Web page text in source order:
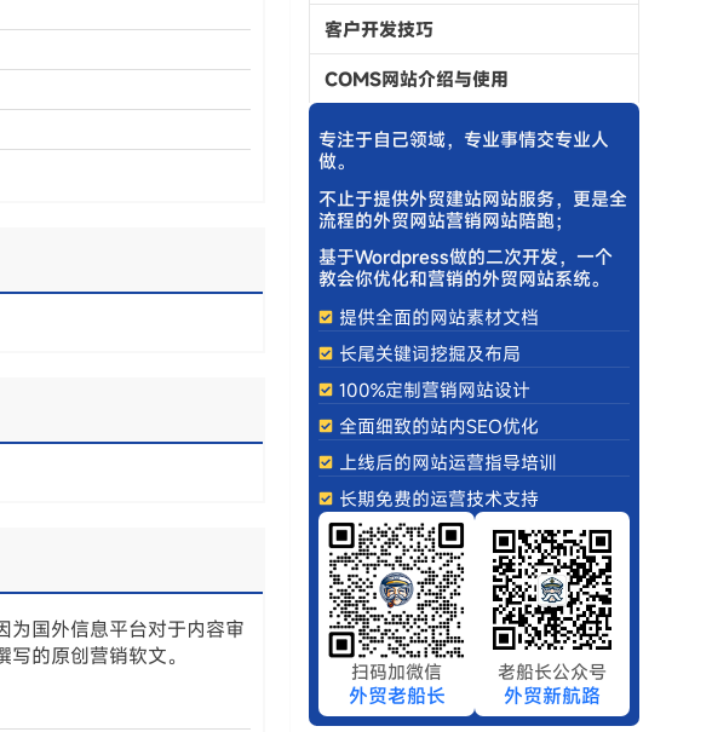
为国外信息平台对于内容审
的原创营销软文。
客户开发技巧
COMS网站介绍与使用
专注于自己领域，专业事情交专业人
做。
不止于提供外贸建站网站服务，更是全
流程的外贸网站营销网站陪跑；
基于Wordpress做的二次开发，一个
教会你优化和营销的外贸网站系统。
提供全面的网站素材文档
长尾关键词挖掘及布局
100%定制营销网站设计
全面细致的站内SEO优化
上线后的网站运营指导培训
长期免费的运营技术支持
扫码加微信
外贸老船长
老船长公众号
外贸新航路